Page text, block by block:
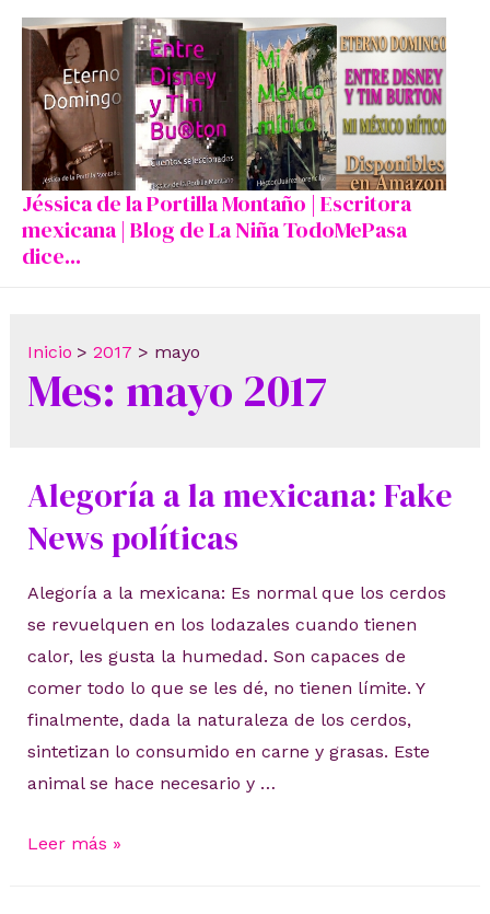
contenido
Jéssica de la Portilla Montaño | Escritora
mexicana | Blog de La Niña TodoMePasa
dice...
Inicio 2017 mayo
Mes: mayo 2017
Alegoría a la mexicana: Fake
News políticas
Alegoría a la mexicana: Es normal que los cerdos
se revuelquen en los lodazales cuando tienen
calor, les gusta la humedad. Son capaces de
comer todo lo que se les dé, no tienen límite. Y
finalmente, dada la naturaleza de los cerdos,
sintetizan lo consumido en carne y grasas. Este
animal se hace necesario y …
Alegoría
Leer más »